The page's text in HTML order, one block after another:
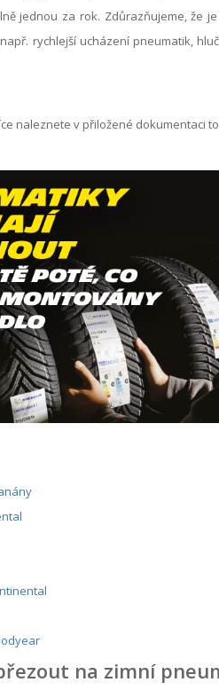
jednou za rok. Zdůrazňujeme, že
rychlejší ucházení pneumatik,
naleznete v přiložené dokumentaci
na zimní